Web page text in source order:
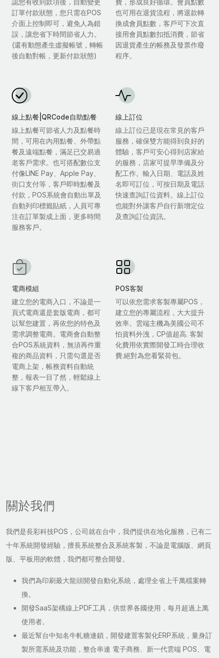
認您有收到款項後，自動變更
訂單付款狀態，您只需在POS
介面上控制即可，避免人為錯
誤，讓您省下時間節省人力。
(還有動態產生虛擬帳號，轉帳
後自動對帳，更新付款狀態)
費，形成良好循環。會員點數
也可用在退貨流程，將退款轉
換成會員點數，客戶可下次直
接用會員點數扣抵消費，節省
因退貨產生的帳務及發票作廢
程序。
線上點餐|QRCode自助點餐
線上點餐可節省人力及點餐時
間，可用在內用點餐、外帶點
餐及遠端點餐，滿足已交易過
老客戶需求。也可搭配數位支
付像LINE Pay、Apple Pay、
街口支付等，客戶即時點餐及
付款，POS系統會自動出單及
自動列印標籤貼紙，人員可專
注在訂單製成上面，更多時間
服務客戶。
線上訂位
線上訂位已是現在常見的客戶
服務，確保雙方能得到良好的
體驗，客戶可安心得到店家給
的服務，店家可提早準備及分
配工作。輸入日期、電話及姓
名即可訂位，可按日期及電話
快速查詢訂位資料。線上訂位
也能對外讓客戶自行新增定位
及查詢訂位資訊。
電商模組
建立您的電商入口，不論是一
頁式電商還是套版電商，都可
以幫您建置，再依您的特色及
需求調整電商。電商會自動整
合POS系統資料，無須再件重
複的商品資料，只需勾選是否
電商上架，帳務資料自動統
整，報表一目了然，輕鬆線上
線下客戶相互帶入。
POS客製
可以依您需求客製專屬POS，
建立您的專屬流程，大大提升
效率。雲端主機為美國公司不
怕資料外洩，CP值超高. 客製
化費用依實際開發工時合理收
費.絕對為您看緊荷包。
關於我們
我們是長彩科技POS，公司就在台中，我們提供在地化服務，已有二
十年系統開發經驗，擅長系統整合及系統客製，不論是電腦版、網頁
版、平板用的軟體，我們都可整合開發。
我們為印刷最大龍頭開發自動化系統，處理全省上千萬檔案轉
換。
開發SaaS架構線上PDF工具，供世界各國使用，每月超過上萬
使用者。
最近幫台中知名牛軋糖連鎖，開發建置客製化ERP系統，量身訂
製所需系統及功能，整合串連 電子商務、新一代雲端 POS、電